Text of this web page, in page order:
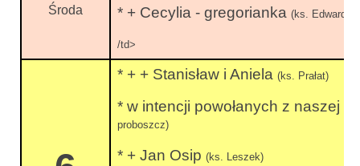
* + Cecylia - gregorianka (ks.
/td>
Środa
* + + Stanisław i Aniela (ks. Prałat)
* w intencji powołanych z naszej
proboszcz)
* + Jan Osip (ks. Leszek)